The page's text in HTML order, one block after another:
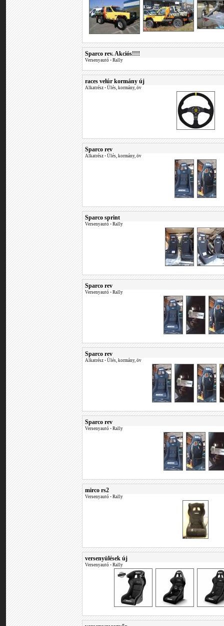
Sparco rev. Akciós!!!!
Versenyautó • Rally
races velúr kormány új
Alkatrész • Ülés, kormány, öv
Sparco rev
Alkatrész • Ülés, kormány, öv
Sparco sprint
Versenyautó • Rally
Sparco rev
Versenyautó • Rally
Sparco rev
Alkatrész • Ülés, kormány, öv
Sparco rev
Versenyautó • Rally
mirco rs2
Versenyautó • Rally
versenyülések új
Versenyautó • Rally